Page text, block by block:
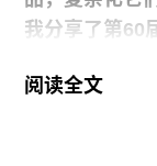
我分享了第60
THE
阅读全文